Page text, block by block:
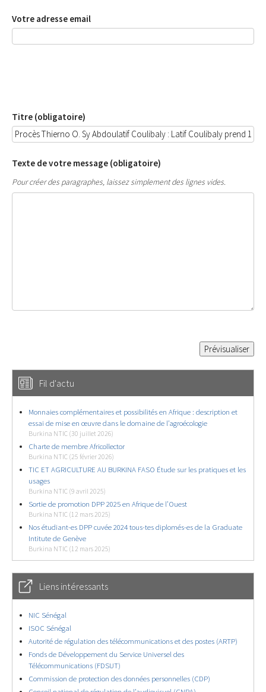
Votre adresse email
Titre (obligatoire)
Texte de votre message (obligatoire)
Pour créer des paragraphes, laissez simplement des lignes vides.
Fil d'actu
Monnaies complémentaires et possibilités en Afrique : description et
essai de mise en œuvre dans le domaine de l’agroécologie
Burkina NTIC (30 juillet 2026)
Charte de membre Africollector
Burkina NTIC (25 février 2026)
TIC ET AGRICULTURE AU BURKINA FASO Étude sur les pratiques et les
usages
Burkina NTIC (9 avril 2025)
Sortie de promotion DPP 2025 en Afrique de l’Ouest
Burkina NTIC (12 mars 2025)
Nos étudiant-es DPP cuvée 2024 tous-tes diplomés-es de la Graduate
Intitute de Genève
Burkina NTIC (12 mars 2025)
Liens intéressants
NIC Sénégal
ISOC Sénégal
Autorité de régulation des télécommunications et des postes (ARTP)
Fonds de Développement du Service Universel des
Télécommunications (FDSUT)
Commission de protection des données personnelles (CDP)